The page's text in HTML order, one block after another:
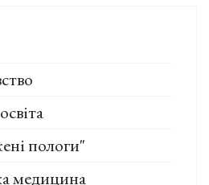
пологи"
медицина